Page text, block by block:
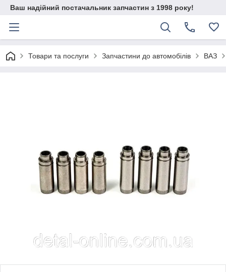
Ваш надійний постачальник запчастин з 1998 року!
Товари та послуги Запчастини до автомобілів ВАЗ